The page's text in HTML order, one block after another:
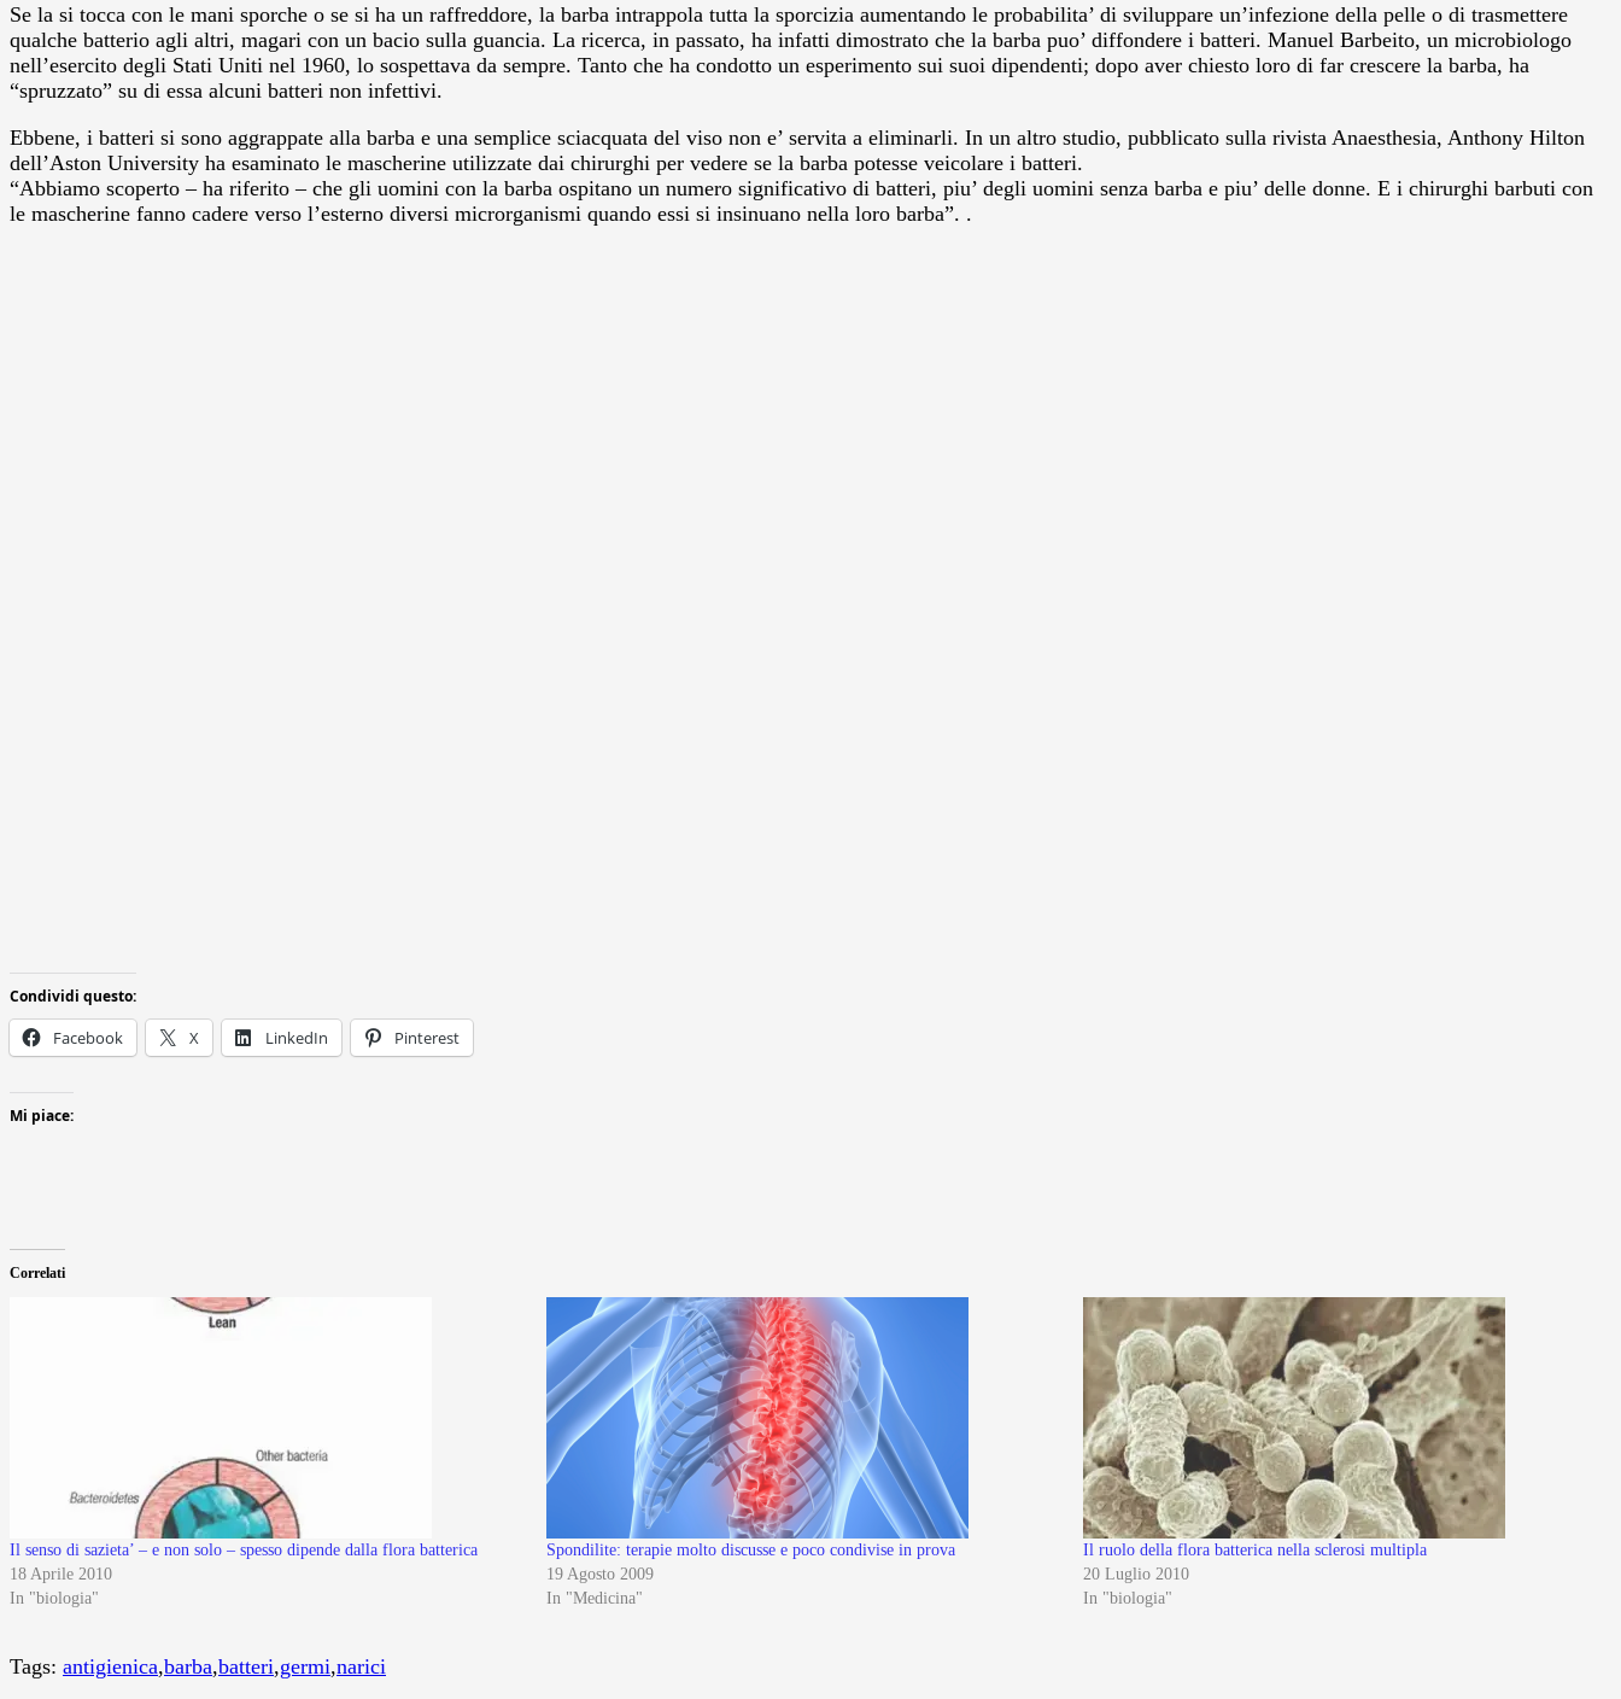
Se la si tocca con le mani sporche o se si ha un raffreddore, la barba intrappola tutta la sporcizia aumentando le probabilita’ di sviluppare un’infezione della pelle o di trasmettere
qualche batterio agli altri, magari con un bacio sulla guancia. La ricerca, in passato, ha infatti dimostrato che la barba puo’ diffondere i batteri. Manuel Barbeito, un microbiologo
nell’esercito degli Stati Uniti nel 1960, lo sospettava da sempre. Tanto che ha condotto un esperimento sui suoi dipendenti; dopo aver chiesto loro di far crescere la barba, ha
“spruzzato” su di essa alcuni batteri non infettivi.
Ebbene, i batteri si sono aggrappate alla barba e una semplice sciacquata del viso non e’ servita a eliminarli. In un altro studio, pubblicato sulla rivista Anaesthesia, Anthony Hilton
dell’Aston University ha esaminato le mascherine utilizzate dai chirurghi per vedere se la barba potesse veicolare i batteri.
“Abbiamo scoperto – ha riferito – che gli uomini con la barba ospitano un numero significativo di batteri, piu’ degli uomini senza barba e piu’ delle donne. E i chirurghi barbuti con
le mascherine fanno cadere verso l’esterno diversi microrganismi quando essi si insinuano nella loro barba”. .
Condividi questo:
Facebook X LinkedIn Pinterest
Mi piace:
Correlati
Il senso di sazieta’ – e non solo – spesso dipende dalla flora batterica
18 Aprile 2010
In "biologia"
Spondilite: terapie molto discusse e poco condivise in prova
19 Agosto 2009
In "Medicina"
Il ruolo della flora batterica nella sclerosi multipla
20 Luglio 2010
In "biologia"
Tags: antigienica,barba,batteri,germi,narici